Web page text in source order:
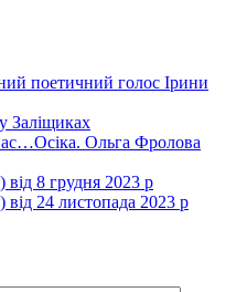
поетичний голос Ірини
Заліщиках
Ольга Фролова
8 грудня 2023 р
24 листопада 2023 р